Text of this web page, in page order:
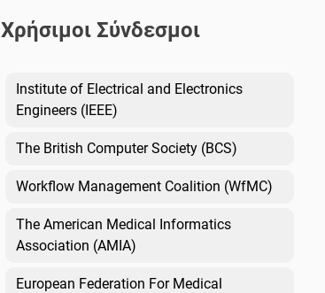
Χρήσιμοι Σύνδεσμοι
Institute of Electrical and Electronics
Engineers (IEEE)
The British Computer Society (BCS)
Workflow Management Coalition (WfMC)
The American Medical Informatics
Association (AMIA)
European Federation For Medical